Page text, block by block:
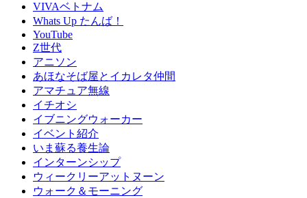
VIVAベトナム
Whats Up たんば！
YouTube
Z世代
アニソン
あほなそば屋とイカレタ仲間
アマチュア無線
イチオシ
イブニングウォーカー
イベント紹介
いま蘇る養生論
インターンシップ
ウィークリーアットヌーン
ウォーク＆モーニング